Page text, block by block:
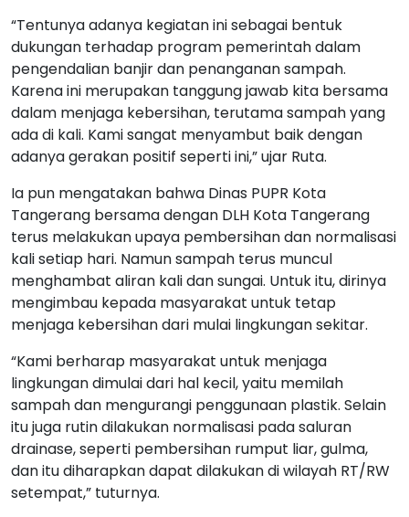
“Tentunya adanya kegiatan ini sebagai bentuk
dukungan terhadap program pemerintah dalam
pengendalian banjir dan penanganan sampah.
Karena ini merupakan tanggung jawab kita bersama
dalam menjaga kebersihan, terutama sampah yang
ada di kali. Kami sangat menyambut baik dengan
adanya gerakan positif seperti ini,” ujar Ruta.
Ia pun mengatakan bahwa Dinas PUPR Kota
Tangerang bersama dengan DLH Kota Tangerang
terus melakukan upaya pembersihan dan normalisasi
kali setiap hari. Namun sampah terus muncul
menghambat aliran kali dan sungai. Untuk itu, dirinya
mengimbau kepada masyarakat untuk tetap
menjaga kebersihan dari mulai lingkungan sekitar.
“Kami berharap masyarakat untuk menjaga
lingkungan dimulai dari hal kecil, yaitu memilah
sampah dan mengurangi penggunaan plastik. Selain
itu juga rutin dilakukan normalisasi pada saluran
drainase, seperti pembersihan rumput liar, gulma,
dan itu diharapkan dapat dilakukan di wilayah RT/RW
setempat,” tuturnya.